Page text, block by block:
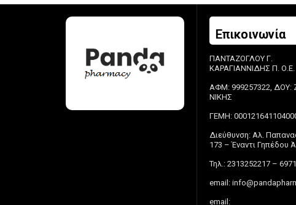
Επικοινωνία
ΠΑΝΤΑΖΟΓΛΟΥ Γ.
ΚΑΡΑΓΙΑΝΝΙΔΗΣ Π. Ο.Ε.
ΑΦΜ: 999257322, ΔΟΥ:
ΝΙΚΗΣ
ΓΕΜΗ:
Διεύθυνση: Αλ.
173 – Έναντι Γηπέδου
Τηλ.: 2313252217 –
email:
email: